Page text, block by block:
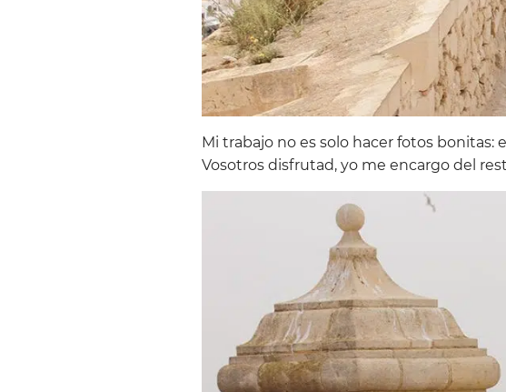
Mi trabajo no es solo hacer fotos bonitas:
Vosotros disfrutad, yo me encargo del